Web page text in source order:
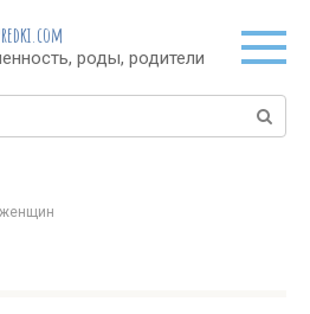
роды, родители